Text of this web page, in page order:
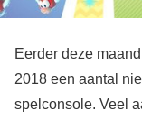
Eerder deze
2018 een aantal
spelconsole. Veel